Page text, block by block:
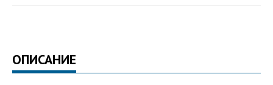
ОПИСАНИЕ